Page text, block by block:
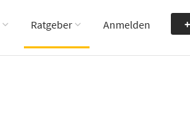
Ratgeber Anmelden